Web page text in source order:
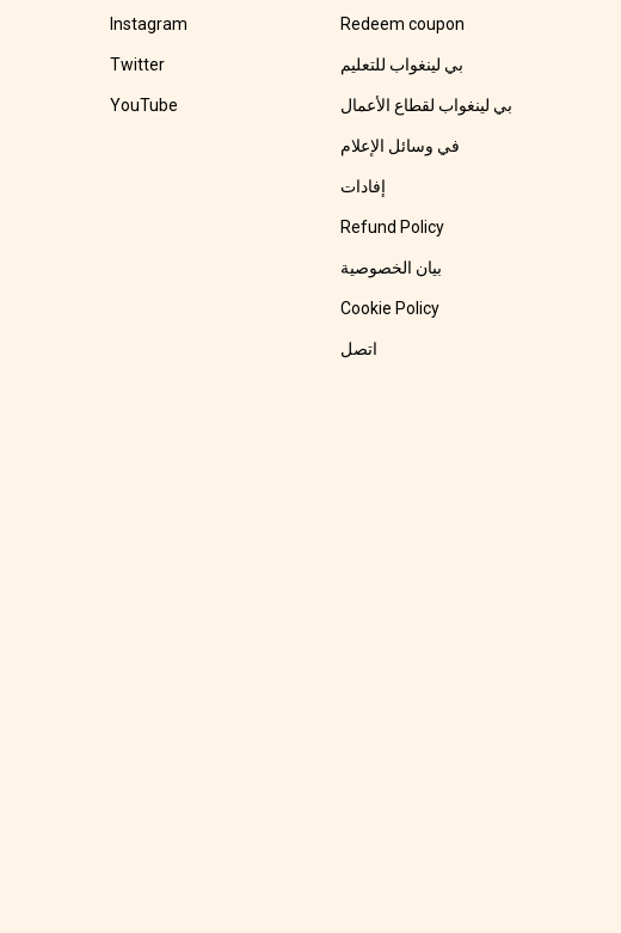
Instagram
Twitter
YouTube
Redeem coupon
بي لينغواب للتعليم
بي لينغواب لقطاع الأعمال
في وسائل الإعلام
إفادات
Refund Policy
بيان الخصوصية
Cookie Policy
اتصل